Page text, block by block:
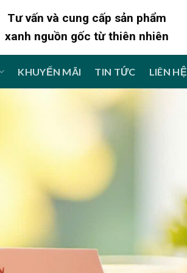
Tư vấn và cung cấp sản phẩm
xanh nguồn gốc từ thiên nhiên
KHUYẾN MÃI TIN TỨC LIÊN HỆ